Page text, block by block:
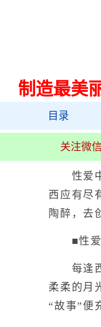
制造最美
目录
关注微
性爱中
西应有尽
陶醉，去
■性爱
每逢西
柔柔的月
“故事”